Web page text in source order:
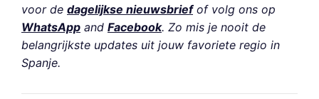
voor de dagelijkse nieuwsbriefof volg ons op
WhatsApp and Facebook. Zo mis je nooit de
belangrijkste updates uit jouw favoriete regio in
Spanje.